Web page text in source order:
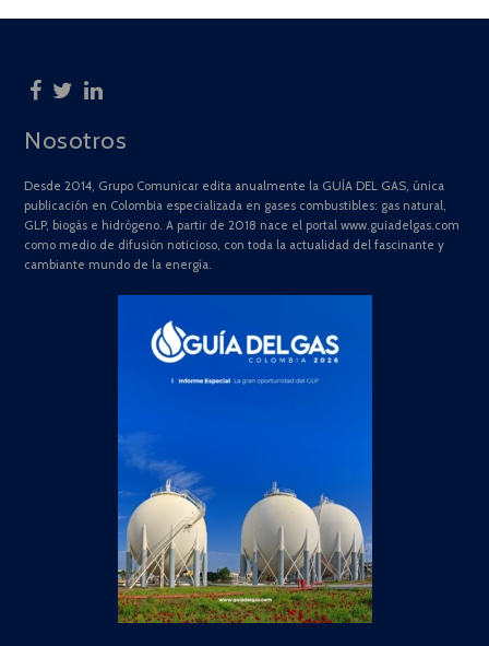
Nosotros
Desde 2014, Grupo Comunicar edita anualmente la GUÍA DEL GAS, única
publicación en Colombia especializada en gases combustibles: gas natural,
GLP, biogás e hidrógeno. A partir de 2018 nace el portal www.guiadelgas.com
como medio de difusión noticioso, con toda la actualidad del fascinante y
cambiante mundo de la energía.